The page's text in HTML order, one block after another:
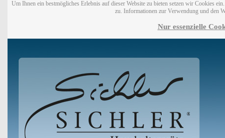
Um Ihnen ein bestmögliches Erlebnis auf dieser Website zu bieten setzen wir Cookies
zu. Informationen zur Verwendung und den
Nur essenzielle